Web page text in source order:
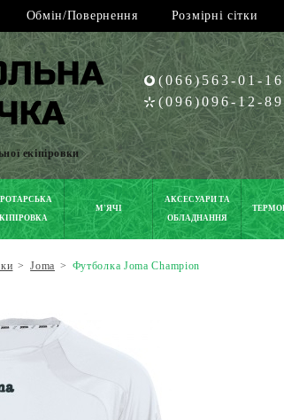
Обмін/Повернення Розмірні сітки
екіпіровки
(066)563-01-16
(096)096-12-89
М'ЯЧІ
АКСЕСУАРИ ТА
ОБЛАДНАННЯ
> Joma > Футболка Joma Champion